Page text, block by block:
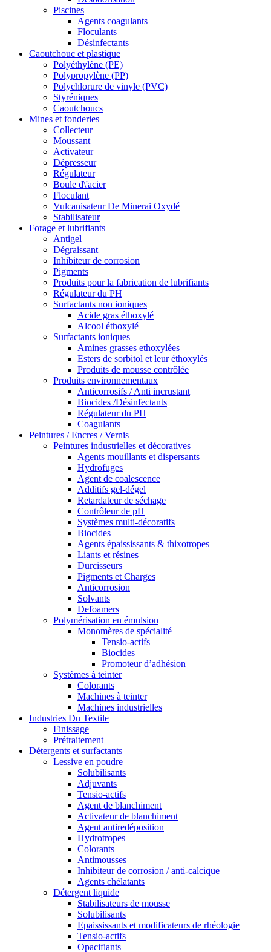
Piscines
Agents coagulants
Floculants
Désinfectants
Caoutchouc et plastique
Polyéthylène (PE)
Polypropylène (PP)
Polychlorure de vinyle (PVC)
Styréniques
Caoutchoucs
Mines et fonderies
Collecteur
Moussant
Activateur
Dépresseur
Régulateur
Boule d\'acier
Floculant
Vulcanisateur De Minerai Oxydé
Stabilisateur
Forage et lubrifiants
Antigel
Dégraissant
Inhibiteur de corrosion
Pigments
Produits pour la fabrication de lubrifiants
Régulateur du PH
Surfactants non ioniques
Acide gras éthoxylé
Alcool éthoxylé
Surfactants ioniques
Amines grasses ethoxylées
Esters de sorbitol et leur éthoxylés
Produits de mousse contrôlée
Produits environnementaux
Anticorrosifs / Anti incrustant
Biocides /Désinfectants
Régulateur du PH
Coagulants
Peintures / Encres / Vernis
Peintures industrielles et décoratives
Agents mouillants et dispersants
Hydrofuges
Agent de coalescence
Additifs gel-dégel
Retardateur de séchage
Contrôleur de pH
Systèmes multi-décoratifs
Biocides
Agents épaississants & thixotropes
Liants et résines
Durcisseurs
Pigments et Charges
Anticorrosion
Solvants
Defoamers
Polymérisation en émulsion
Monomères de spécialité
Tensio-actifs
Biocides
Promoteur d’adhésion
Systèmes à teinter
Colorants
Machines à teinter
Machines industrielles
Industries Du Textile
Finissage
Prétraitement
Détergents et surfactants
Lessive en poudre
Solubilisants
Adjuvants
Tensio-actifs
Agent de blanchiment
Activateur de blanchiment
Agent antiredéposition
Hydrotropes
Colorants
Antimousses
Inhibiteur de corrosion / anti-calcique
Agents chélatants
Détergent liquide
Stabilisateurs de mousse
Solubilisants
Epaississants et modificateurs de rhéologie
Tensio-actifs
Opacifiants